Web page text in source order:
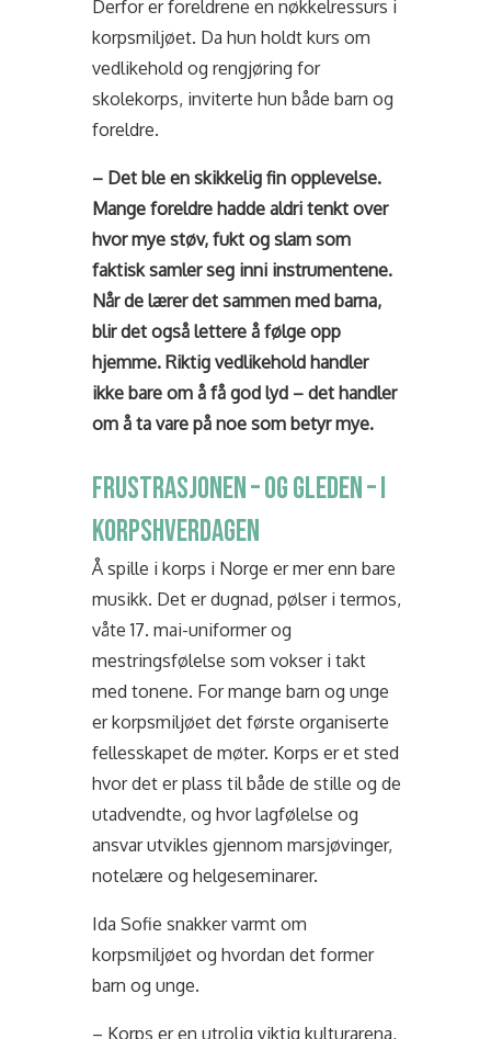
Derfor er foreldrene en nøkkelressurs i
korpsmiljøet. Da hun holdt kurs om
vedlikehold og rengjøring for
skolekorps, inviterte hun både barn og
foreldre.
– Det ble en skikkelig fin opplevelse.
Mange foreldre hadde aldri tenkt over
hvor mye støv, fukt og slam som
faktisk samler seg inni instrumentene.
Når de lærer det sammen med barna,
blir det også lettere å følge opp
hjemme. Riktig vedlikehold handler
ikke bare om å få god lyd – det handler
om å ta vare på noe som betyr mye.
FRUSTRASJONEN – OG GLEDEN – I
KORPSHVERDAGEN
Å spille i korps i Norge er mer enn bare
musikk. Det er dugnad, pølser i termos,
våte 17. mai-uniformer og
mestringsfølelse som vokser i takt
med tonene. For mange barn og unge
er korpsmiljøet det første organiserte
fellesskapet de møter. Korps er et sted
hvor det er plass til både de stille og de
utadvendte, og hvor lagfølelse og
ansvar utvikles gjennom marsjøvinger,
notelære og helgeseminarer.
Ida Sofie snakker varmt om
korpsmiljøet og hvordan det former
barn og unge.
– Korps er en utrolig viktig kulturarena,